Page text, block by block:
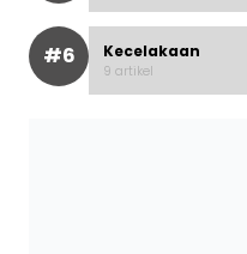
#6 Kecelakaan
9 artikel